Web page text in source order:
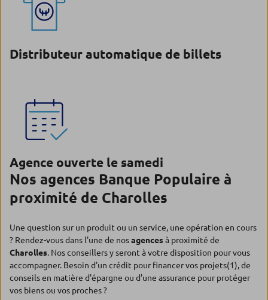
Distributeur automatique de billets
Agence ouverte le samedi
Nos agences Banque Populaire à
proximité de Charolles
Une question sur un produit ou un service, une opération en cours
? Rendez-vous dans l'une de nosagencesà proximité de
Charolles. Nos conseillers y seront à votre disposition pour vous
accompagner. Besoin d'un crédit pour financer vos projets(1), de
conseils en matière d'épargne ou d'une assurance pour protéger
vos biens ou vos proches ?